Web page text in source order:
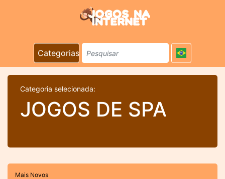
Categorias
Categoria selecionada:
JOGOS DE SPA
Mais Novos